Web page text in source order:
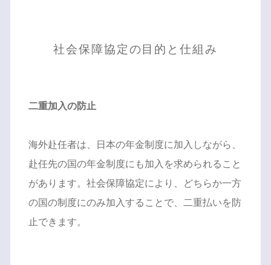
社会保障協定の目的と仕組み
二重加入の防止
海外赴任者は、日本の年金制度に加入しながら、
赴任先の国の年金制度にも加入を求められること
があります。社会保障協定により、どちらか一方
の国の制度にのみ加入することで、二重払いを防
止できます。